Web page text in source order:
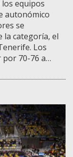
equipos
autonómico
se
la categoría, el
Los
70-76 a…